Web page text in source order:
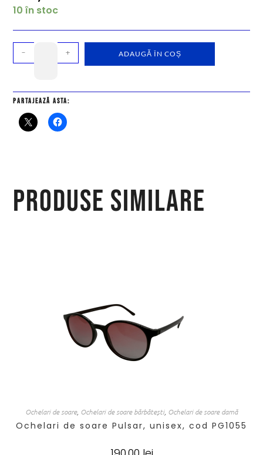
10 în stoc
- + ADAUGĂ ÎN COȘ
Partajează asta:
Produse similare
Ochelari de soare, Ochelari de soare bărbătești, Ochelari de soare damă
Ochelari de soare Pulsar, unisex, cod PG1055